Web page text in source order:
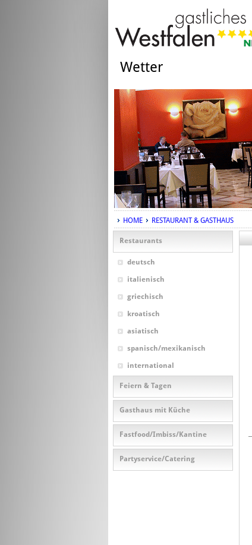
Wetter
HOME RESTAURANT & GASTHAUS
Restaurants
deutsch
italienisch
griechisch
kroatisch
asiatisch
spanisch/mexikanisch
international
Feiern & Tagen
Gasthaus mit Küche
Fastfood/Imbiss/Kantine
Partyservice/Catering